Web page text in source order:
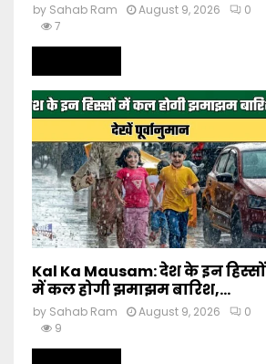
by Sahab Ram August 9, 2026
0
7
Kal Ka Mausam: देश के इन हिस्सों
में कल होगी झमाझम बारिश,...
by Sahab Ram August 9, 2026
0
9